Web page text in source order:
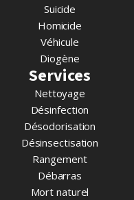
Suicide
Homicide
Véhicule
Diogène
Services
Nettoyage
Désinfection
Désodorisation
Désinsectisation
Rangement
Débarras
Mort naturel